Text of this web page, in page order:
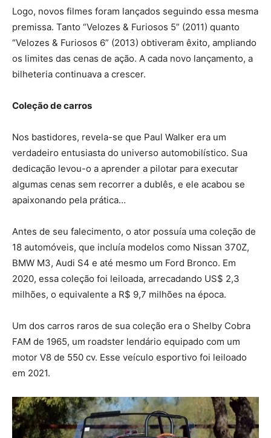
Logo, novos filmes foram lançados seguindo essa mesma
premissa. Tanto “Velozes & Furiosos 5” (2011) quanto
“Velozes & Furiosos 6” (2013) obtiveram êxito, ampliando
os limites das cenas de ação. A cada novo lançamento, a
bilheteria continuava a crescer.
Coleção de carros
Nos bastidores, revela-se que Paul Walker era um
verdadeiro entusiasta do universo automobilístico. Sua
dedicação levou-o a aprender a pilotar para executar
algumas cenas sem recorrer a dublês, e ele acabou se
apaixonando pela prática…
Antes de seu falecimento, o ator possuía uma coleção de
18 automóveis, que incluía modelos como Nissan 370Z,
BMW M3, Audi S4 e até mesmo um Ford Bronco. Em
2020, essa coleção foi leiloada, arrecadando US$ 2,3
milhões, o equivalente a R$ 9,7 milhões na época.
Um dos carros raros de sua coleção era o Shelby Cobra
FAM de 1965, um roadster lendário equipado com um
motor V8 de 550 cv. Esse veículo esportivo foi leiloado
em 2021.